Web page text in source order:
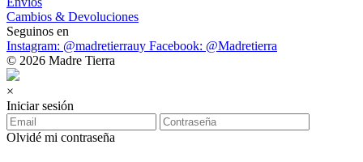
Cambios & Devoluciones
Seguinos en
Instagram: @madretierrauy Facebook: @Madretierra
© 2026 Madre Tierra
×
Iniciar sesión
Olvidé mi contraseña